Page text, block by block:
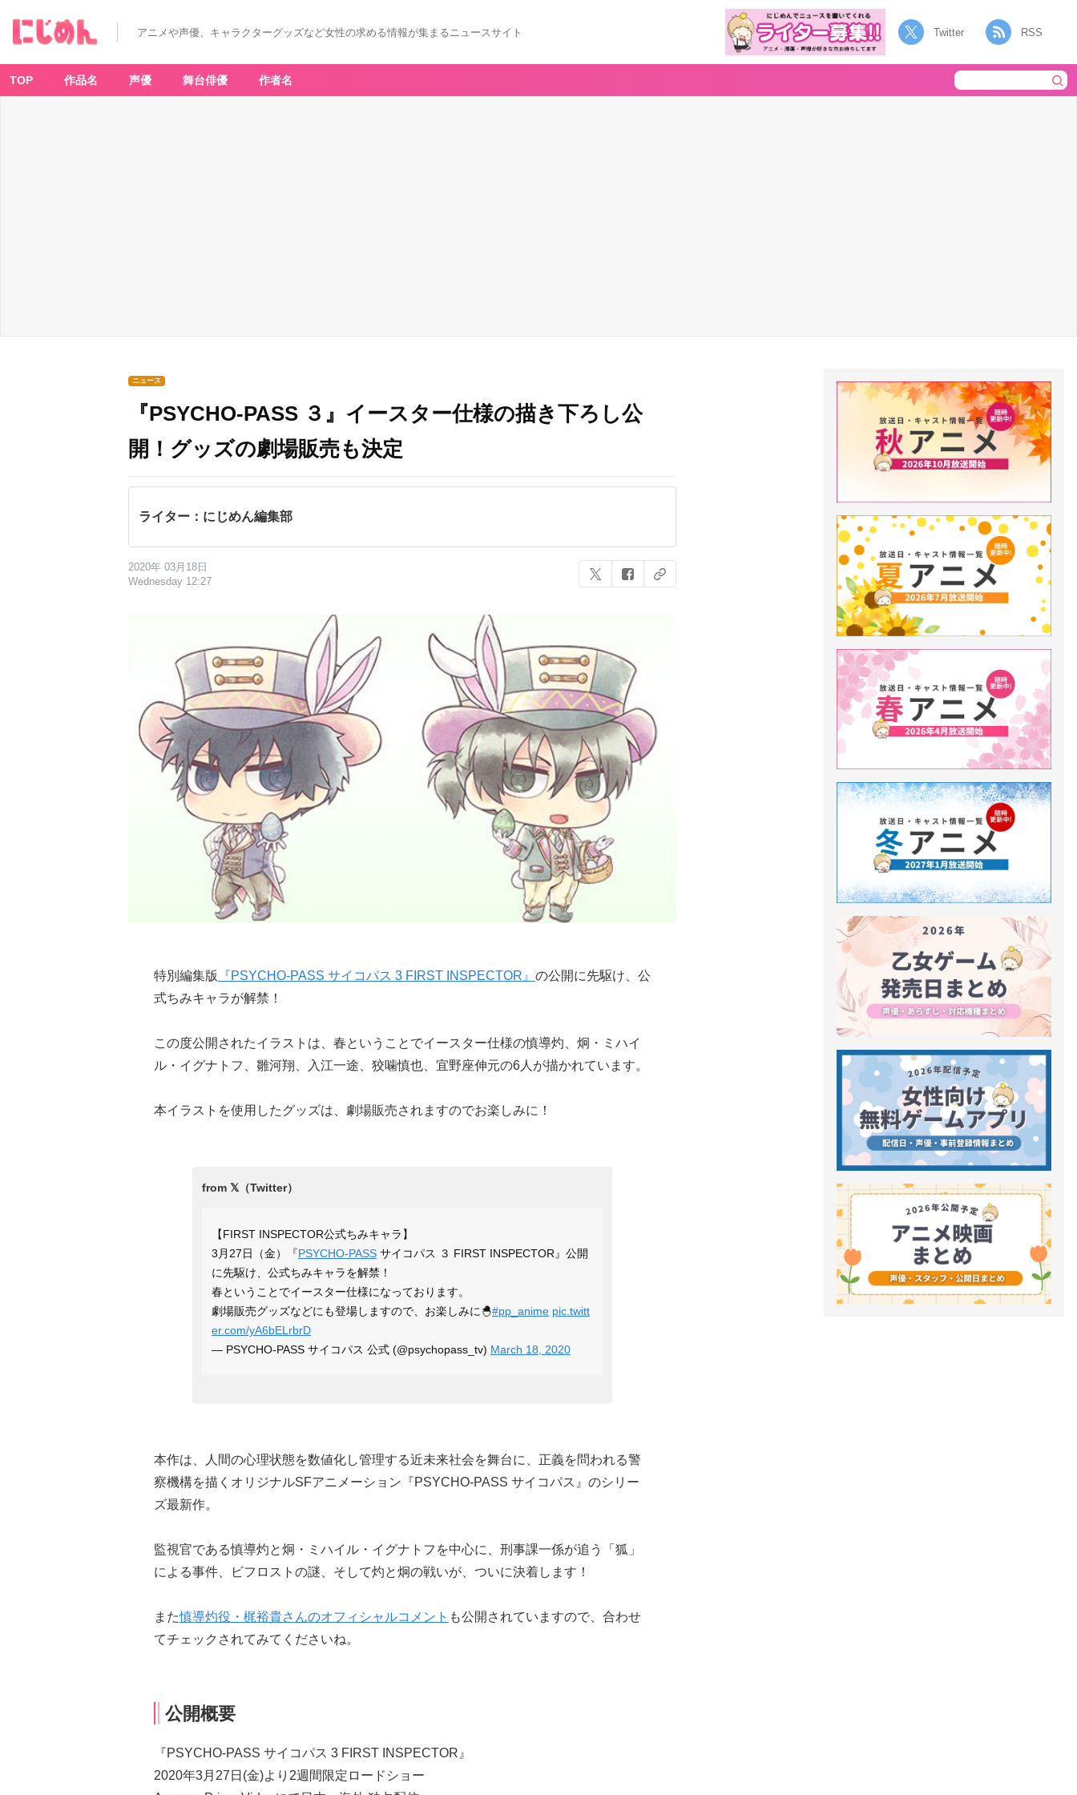
アニメや声優、キャラクターグッズなど女性の求める情報が集まるニュースサイト Twitter RSS
TOP 作品名 声優 舞台俳優 作者名
ニュース
『PSYCHO-PASS ３』イースター仕様の描き下ろし公
開！グッズの劇場販売も決定
ライター：にじめん編集部
2020年 03月18日
Wednesday 12:27
特別編集版 『PSYCHO-PASS サイコパス 3 FIRST INSPECTOR』 の公開に先駆け、公
式ちみキャラが解禁！
この度公開されたイラストは、春ということでイースター仕様の慎導灼、炯・ミハイ
ル・イグナトフ、雛河翔、入江一途、狡噛慎也、宜野座伸元の6人が描かれています。
本イラストを使用したグッズは、劇場販売されますのでお楽しみに！
【FIRST INSPECTOR公式ちみキャラ】
3月27日（金）『PSYCHO-PASS サイコパス ３ FIRST INSPECTOR』公開
に先駆け、公式ちみキャラを解禁！
春ということでイースター仕様になっております。
劇場販売グッズなどにも登場しますので、お楽しみに🐣#pp_anime pic.twitt
er.com/yA6bELrbrD
— PSYCHO-PASS サイコパス 公式 (@psychopass_tv) March 18, 2020
本作は、人間の心理状態を数値化し管理する近未来社会を舞台に、正義を問われる警
察機構を描くオリジナルSFアニメーション『PSYCHO-PASS サイコパス』のシリー
ズ最新作。
監視官である慎導灼と炯・ミハイル・イグナトフを中心に、刑事課一係が追う「狐」
による事件、ビフロストの謎、そして灼と炯の戦いが、ついに決着します！
また慎導灼役・梶裕貴さんのオフィシャルコメント も公開されていますので、合わせ
てチェックされてみてくださいね。
公開概要
『PSYCHO-PASS サイコパス 3 FIRST INSPECTOR』
2020年3月27日(金)より2週間限定ロードショー